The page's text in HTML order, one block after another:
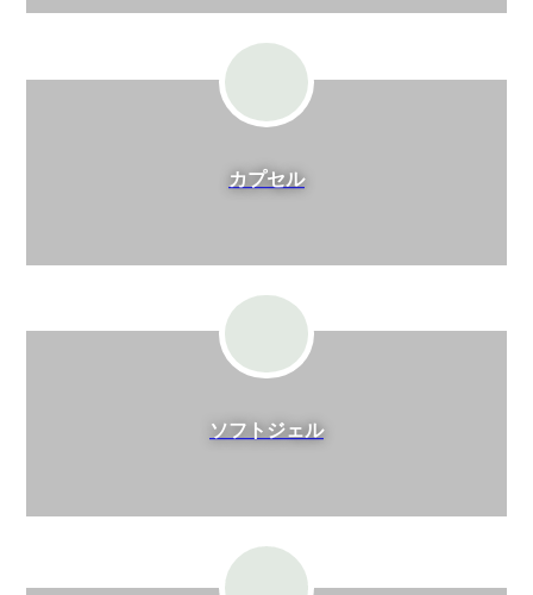
カプセル
ソフトジェル